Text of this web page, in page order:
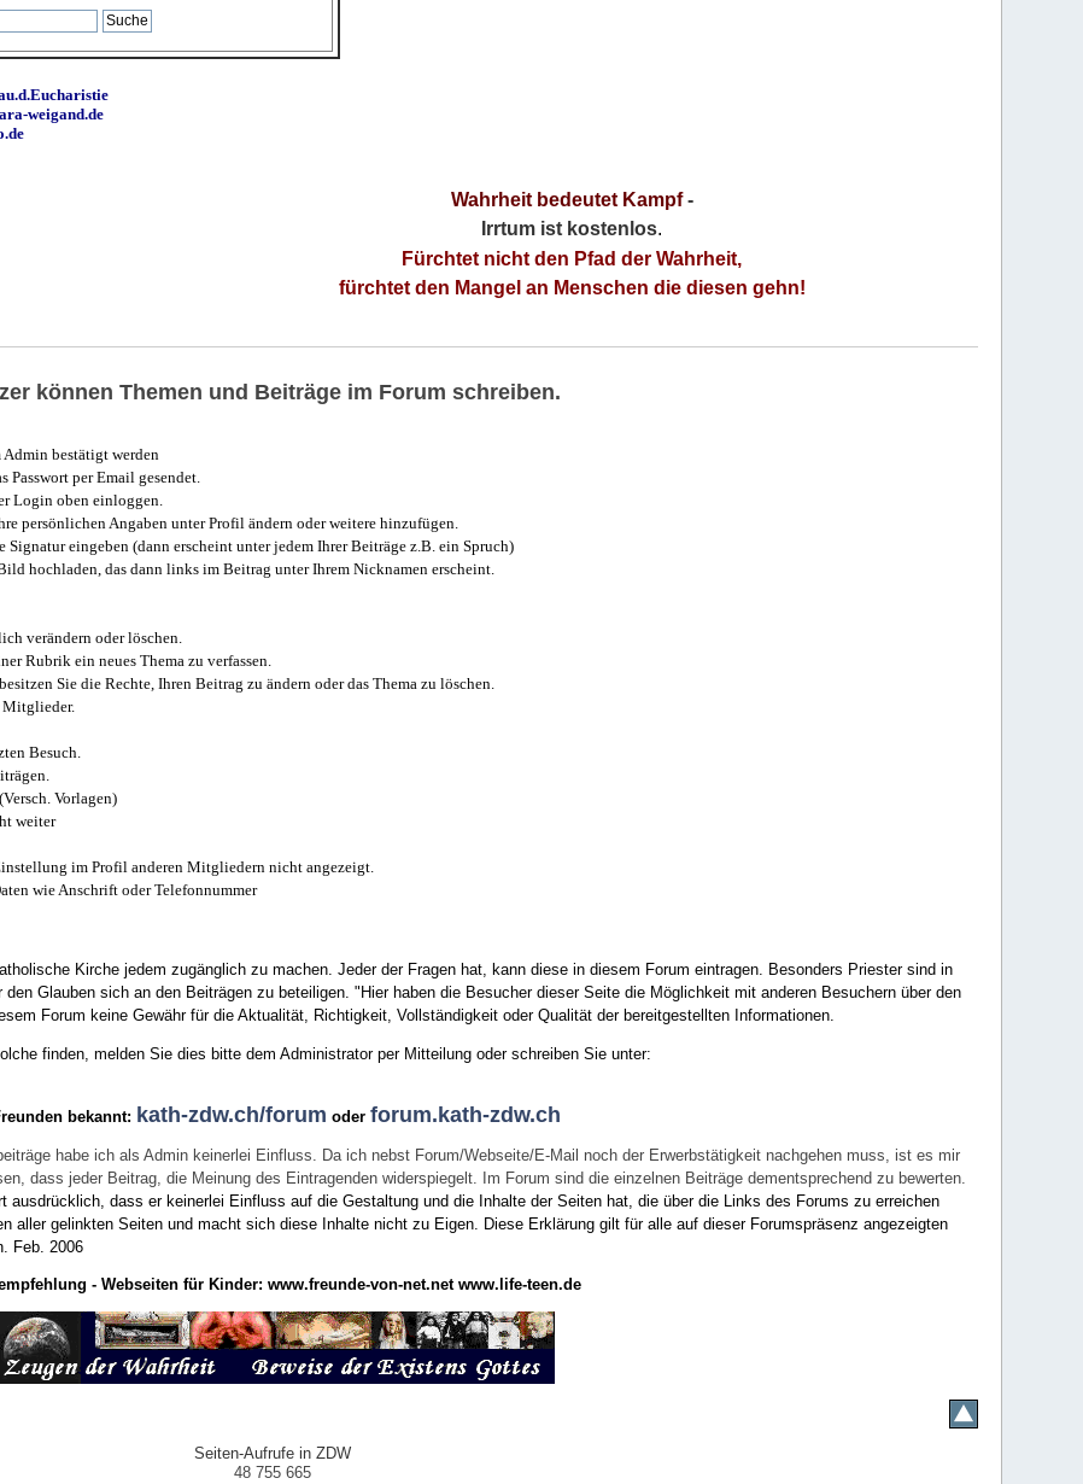
weigand.de
Wahrheit bedeutet Kampf-
Irrtum ist kostenlos.
Fürchtet nicht den Pfad der Wahrheit,
fürchtet den Mangel an Menschen die diesen gehn!
können Themen und Beiträge im Forum schreiben.
Admin bestätigt werden
Passwort per Email gesendet.
Login oben einloggen.
persönlichen Angaben unter Profil ändern oder weitere hinzufügen.
Signatur eingeben (dann erscheint unter jedem Ihrer Beiträge z.B. ein Spruch)
hochladen, das dann links im Beitrag unter Ihrem Nicknamen erscheint.
verändern oder löschen.
Rubrik ein neues Thema zu verfassen.
Sie die Rechte, Ihren Beitrag zu ändern oder das Thema zu löschen.
Mitglieder.
Besuch.
Vorlagen)
weiter
im Profil anderen Mitgliedern nicht angezeigt.
wie Anschrift oder Telefonnummer
Kirche jedem zugänglich zu machen. Jeder der Fragen hat, kann diese in diesem Forum eintragen. Besonders Priester sind in
Glauben sich an den Beiträgen zu beteiligen. "Hier haben die Besucher dieser Seite die Möglichkeit mit anderen Besuchern über den
Forum keine Gewähr für die Aktualität, Richtigkeit, Vollständigkeit oder Qualität der bereitgestellten Informationen.
finden, melden Sie dies bitte dem Administrator per Mitteilung oder schreiben Sie unter:
bekannt: kath-zdw.ch/forum oderforum.kath-zdw.ch
habe ich als Admin keinerlei Einfluss. Da ich nebst Forum/Webseite/E-Mail noch der Erwerbstätigkeit nachgehen muss, ist es mir
dass jeder Beitrag, die Meinung des Eintragenden widerspiegelt. Im Forum sind die einzelnen Beiträge dementsprechend zu bewerten.
ausdrücklich, dass er keinerlei Einfluss auf die Gestaltung und die Inhalte der Seiten hat, die über die Links des Forums zu erreichen
aller gelinkten Seiten und macht sich diese Inhalte nicht zu Eigen. Diese Erklärung gilt für alle auf dieser Forumspräsenz angezeigten
Feb. 2006
- Webseiten für Kinder: www.freunde-von-net.net www.life-teen.de
Seiten-Aufrufe in ZDW
48 755 665